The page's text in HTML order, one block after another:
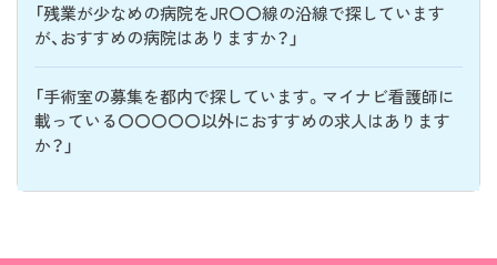
「残業が少なめの病院をJR〇〇線の沿線で探しています
が、おすすめの病院はありますか？」
「手術室の募集を都内で探しています。マイナビ看護師に
載っている〇〇〇〇〇以外におすすめの求人はあります
か？」